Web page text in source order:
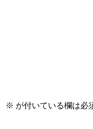
※ が付いている欄は必